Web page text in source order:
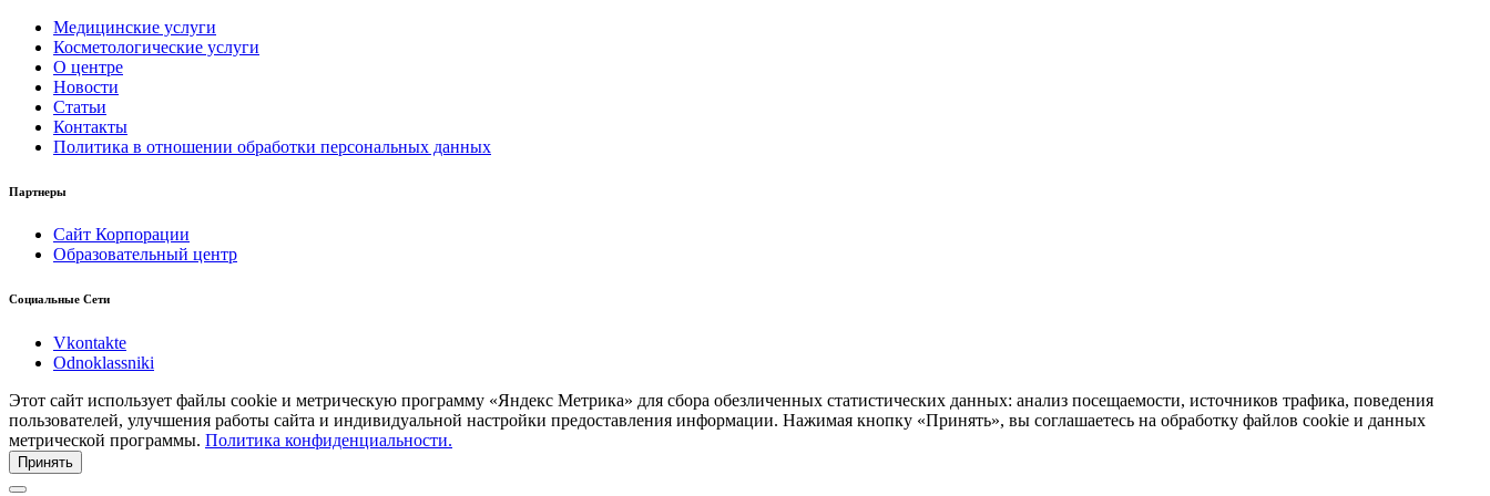
Медицинские услуги
Косметологические услуги
О центре
Новости
Статьи
Контакты
Политика в отношении обработки персональных данных
Партнеры
Сайт Корпорации
Образовательный центр
Социальные Сети
Vkontakte
Odnoklassniki
Этот сайт использует файлы cookie и метрическую программу «Яндекс Метрика» для сбора обезличенных статистических данных: анализ посещаемости, источников трафика, поведения
пользователей, улучшения работы сайта и индивидуальной настройки предоставления информации. Нажимая кнопку «Принять», вы соглашаетесь на обработку файлов cookie и данных
метрической программы. Политика конфиденциальности.
Принять